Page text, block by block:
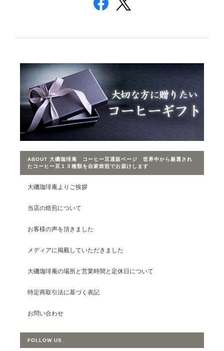
ABOUT 大磯珈琲庵 コーヒー豆通販ページ 世界中から厳選され
たコーヒー豆１３種類を自家焙煎でお届けします
大磯珈琲庵よりご挨拶
当店の焙煎について
お客様の声を頂きました
メディアに掲載していただきました
大磯珈琲庵の場所と営業時間と定休日について
特定商取引法に基づく表記
お問い合わせ
FOLLOW US